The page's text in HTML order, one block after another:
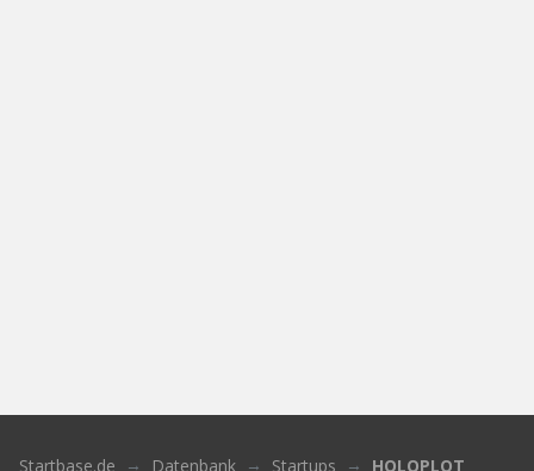
Startbase.de Datenbank Startups HOLOPLOT